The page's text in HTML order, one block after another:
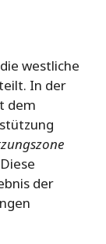
westliche
In der
dem
der